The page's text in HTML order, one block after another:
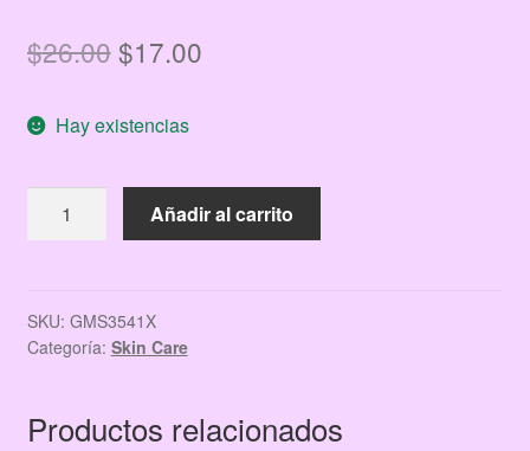
$26.00El
original
era:
$26.00.
$17.00El
es:
$17.00.
Hay existencias
GRANULADO
AXIU
cantidad
Añadir al carrito
SKU: GMS3541X
Categoría: Skin Care
Productos relacionados